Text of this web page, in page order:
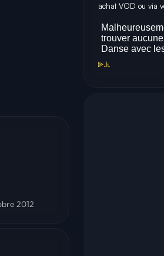
2012
achat VOD ou via